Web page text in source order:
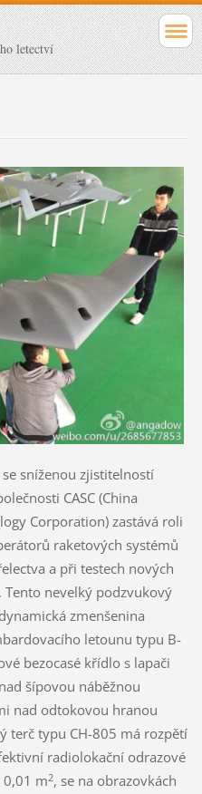
letectví
sníženou zjistitelností
CASC (China
Corporation) zastává roli
raketových systémů
a při testech nových
nevelký podzvukový
zmenšenina
letounu typu B-
bezocasé křídlo s lapači
šípovou náběžnou
nad odtokovou hranou
terč typu CH-805 má rozpětí
radiolokační odrazové
0,01 m2, se na obrazovkách